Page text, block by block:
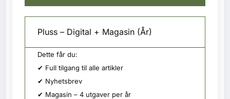
Pluss – Digital + Magasin (År)
Dette får du:
✔ Full tilgang til alle artikler
✔ Nyhetsbrev
✔ Magasin – 4 utgaver per år